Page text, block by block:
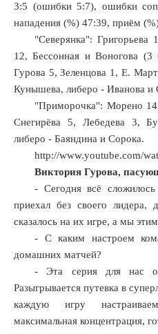
3:5 (ошибки 5:7), ошибки
нападения (%) 47:39, приём
"Северянка":
12, Бессонная и Воногова
Гурова 5, Зеленцова 1, Е.
Кунышева, либеро - Иванова и
"Приморочка": Морено
Снегирёва 5, Лебедева 3,
либеро - Баяндина и Сорока.
http://www.youtube.com/
Виктория Гурова,
- Сегодня всё
приехал без своего лидера,
сказалось на их игре, а мы
- С каким настроем
домашних матчей?
- Эта серия для нас
Разыгрывается путевка в
каждую игру
максимальная концентрация,